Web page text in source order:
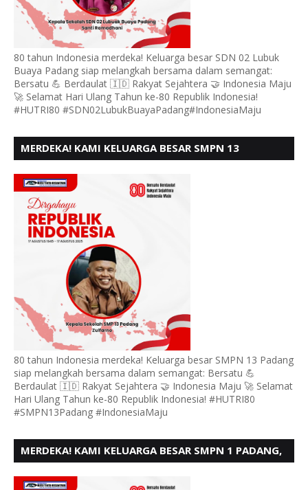
80 tahun Indonesia merdeka! Keluarga besar SDN 02 Lubuk
Buaya Padang siap melangkah bersama dalam semangat:
Bersatu 💪 Berdaulat 🇮🇩 Rakyat Sejahtera 🤝 Indonesia Maju
🚀 Selamat Hari Ulang Tahun ke-80 Republik Indonesia!
#HUTRI80 #SDN02LubukBuayaPadang#IndonesiaMaju
MERDEKA! KAMI KELUARGA BESAR SMPN 13
80 tahun Indonesia merdeka! Keluarga besar SMPN 13 Padang
siap melangkah bersama dalam semangat: Bersatu 💪
Berdaulat 🇮🇩 Rakyat Sejahtera 🤝 Indonesia Maju 🚀 Selamat
Hari Ulang Tahun ke-80 Republik Indonesia! #HUTRI80
#SMPN13Padang #IndonesiaMaju
MERDEKA! KAMI KELUARGA BESAR SMPN 1 PADANG,